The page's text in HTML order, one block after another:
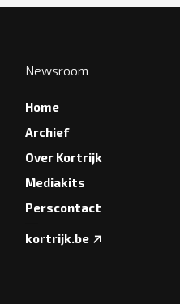
Newsroom
Home
Archief
Over Kortrijk
Mediakits
Perscontact
kortrijk.be